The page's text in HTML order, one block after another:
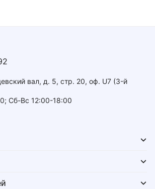
вал, д. 5, стр. 20, оф. U7 (3-й
Сб-Вс 12:00-18:00